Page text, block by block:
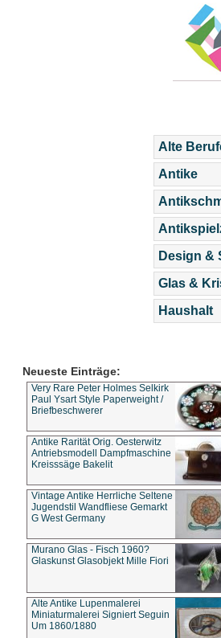
Alte
Antike
Design &
Glas &
Haushalt
Neueste Einträge:
Very Rare Peter Holmes Selkirk
Paul Ysart Style Paperweight /
Briefbeschwerer
Antike Rarität Orig. Oesterwitz
Antriebsmodell Dampfmaschine
Kreisssäge Bakelit
Vintage Antike Herrliche Seltene
Jugendstil Wandfliese Gemarkt
G West Germany
Murano Glas - Fisch 1960?
Glaskunst Glasobjekt Mille Fiori
Alte Antike Lupenmalerei
Miniaturmalerei Signiert Seguin
Um 1860/1880